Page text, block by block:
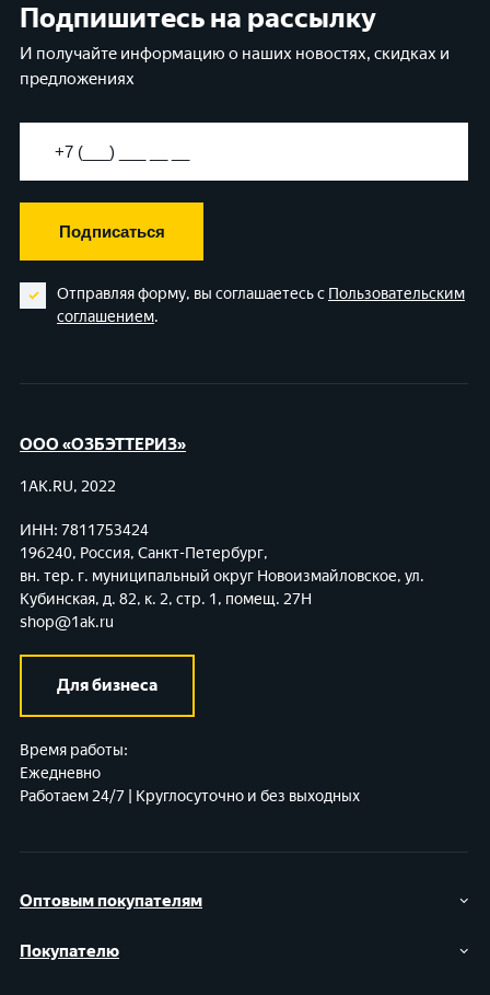
Подпишитесь на рассылку
И получайте информацию о наших новостях, скидках и
предложениях
Подписаться
Отправляя форму, вы соглашаетесь с Пользовательским
соглашением.
Оптовым покупателям
Покупателю
ООО «ОЗБЭТТЕРИЗ»
1AK.RU, 2022
ИНН: 7811753424
196240, Россия, Санкт-Петербург,
вн. тер. г. муниципальный округ Новоизмайловское, ул.
Кубинская, д. 82, к. 2, стр. 1, помещ. 27Н
shop@1ak.ru
Для бизнеса
Время работы:
Ежедневно
Работаем 24/7 | Круглосуточно и без выходных